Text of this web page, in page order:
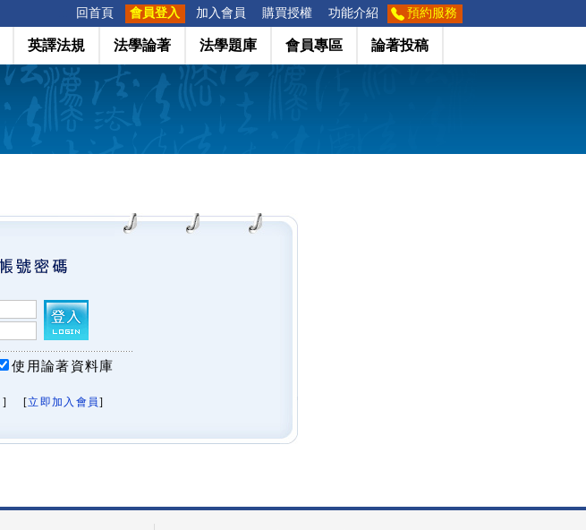
回首頁 會員登入 加入會員 購買授權 功能介紹 預約服務
英譯法規 法學論著 法學題庫 會員專區 論著投稿
使用論著資料庫
] [立即加入會員]